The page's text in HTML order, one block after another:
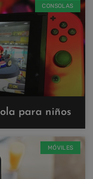
CONSOLAS
para niños
MÓVILES